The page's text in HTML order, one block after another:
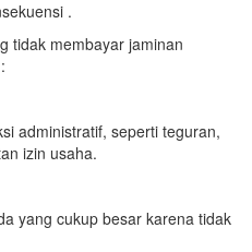
.
tidak membayar jaminan
administratif, seperti teguran,
izin usaha.
yang cukup besar karena tidak